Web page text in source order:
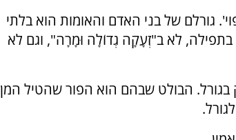
גורלם של בני האדם והאומות הוא בלתי
לא ב"זְעָקָה גְדוֹלָה וּמָרָה", וגם לא
בגורל. הבולט שבהם הוא הפור שהטיל המן